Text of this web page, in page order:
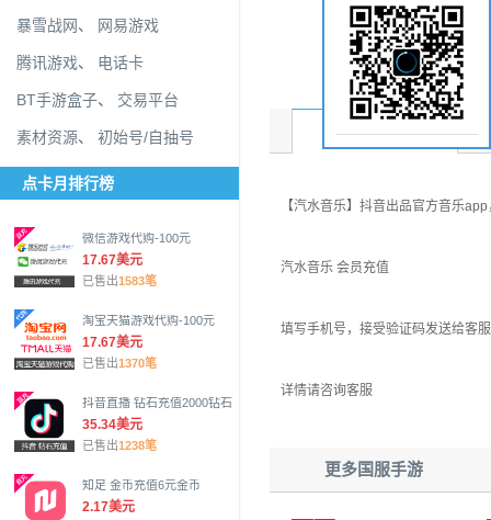
暴雪战网、 网易游戏
腾讯游戏、 电话卡
BT手游盒子、 交易平台
素材资源、 初始号/自抽号
点卡月排行榜
微信游戏代购-100元
17.67美元
已售出1583笔
淘宝天猫游戏代购-100元
17.67美元
已售出1370笔
抖音直播 钻石充值2000钻石
35.34美元
已售出1238笔
知足 金币充值6元金币
2.17美元
商品介绍
【汽水音乐】抖音出品官方音乐
汽水音乐 会员充值
填写手机号，接受验证码发送给客
详情请咨询客服
更多国服手游